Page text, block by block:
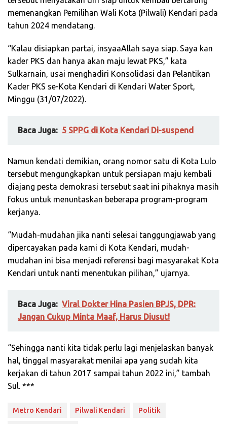
memenangkan Pemilihan Wali Kota (Pilwali) Kendari pada
tahun 2024 mendatang.
“Kalau disiapkan partai, insyaaAllah saya siap. Saya kan
kader PKS dan hanya akan maju lewat PKS,” kata
Sulkarnain, usai menghadiri Konsolidasi dan Pelantikan
Kader PKS se-Kota Kendari di Kendari Water Sport,
Minggu (31/07/2022).
Baca Juga: 5 SPPG di Kota Kendari Di-suspend
Namun kendati demikian, orang nomor satu di Kota Lulo
tersebut mengungkapkan untuk persiapan maju kembali
diajang pesta demokrasi tersebut saat ini pihaknya masih
fokus untuk menuntaskan beberapa program-program
kerjanya.
“Mudah-mudahan jika nanti selesai tanggungjawab yang
dipercayakan pada kami di Kota Kendari, mudah-
mudahan ini bisa menjadi referensi bagi masyarakat Kota
Kendari untuk nanti menentukan pilihan,” ujarnya.
Baca Juga: Viral Dokter Hina Pasien BPJS, DPR:
Jangan Cukup Minta Maaf, Harus Diusut!
“Sehingga nanti kita tidak perlu lagi menjelaskan banyak
hal, tinggal masyarakat menilai apa yang sudah kita
kerjakan di tahun 2017 sampai tahun 2022 ini,” tambah
Sul. ***
Metro Kendari Pilwali Kendari Politik